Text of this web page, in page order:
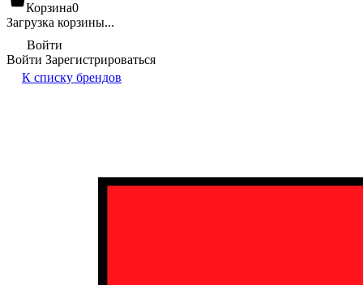
Корзина0
Загрузка корзины...
Войти
Войти Зарегистрироваться
К списку брендов